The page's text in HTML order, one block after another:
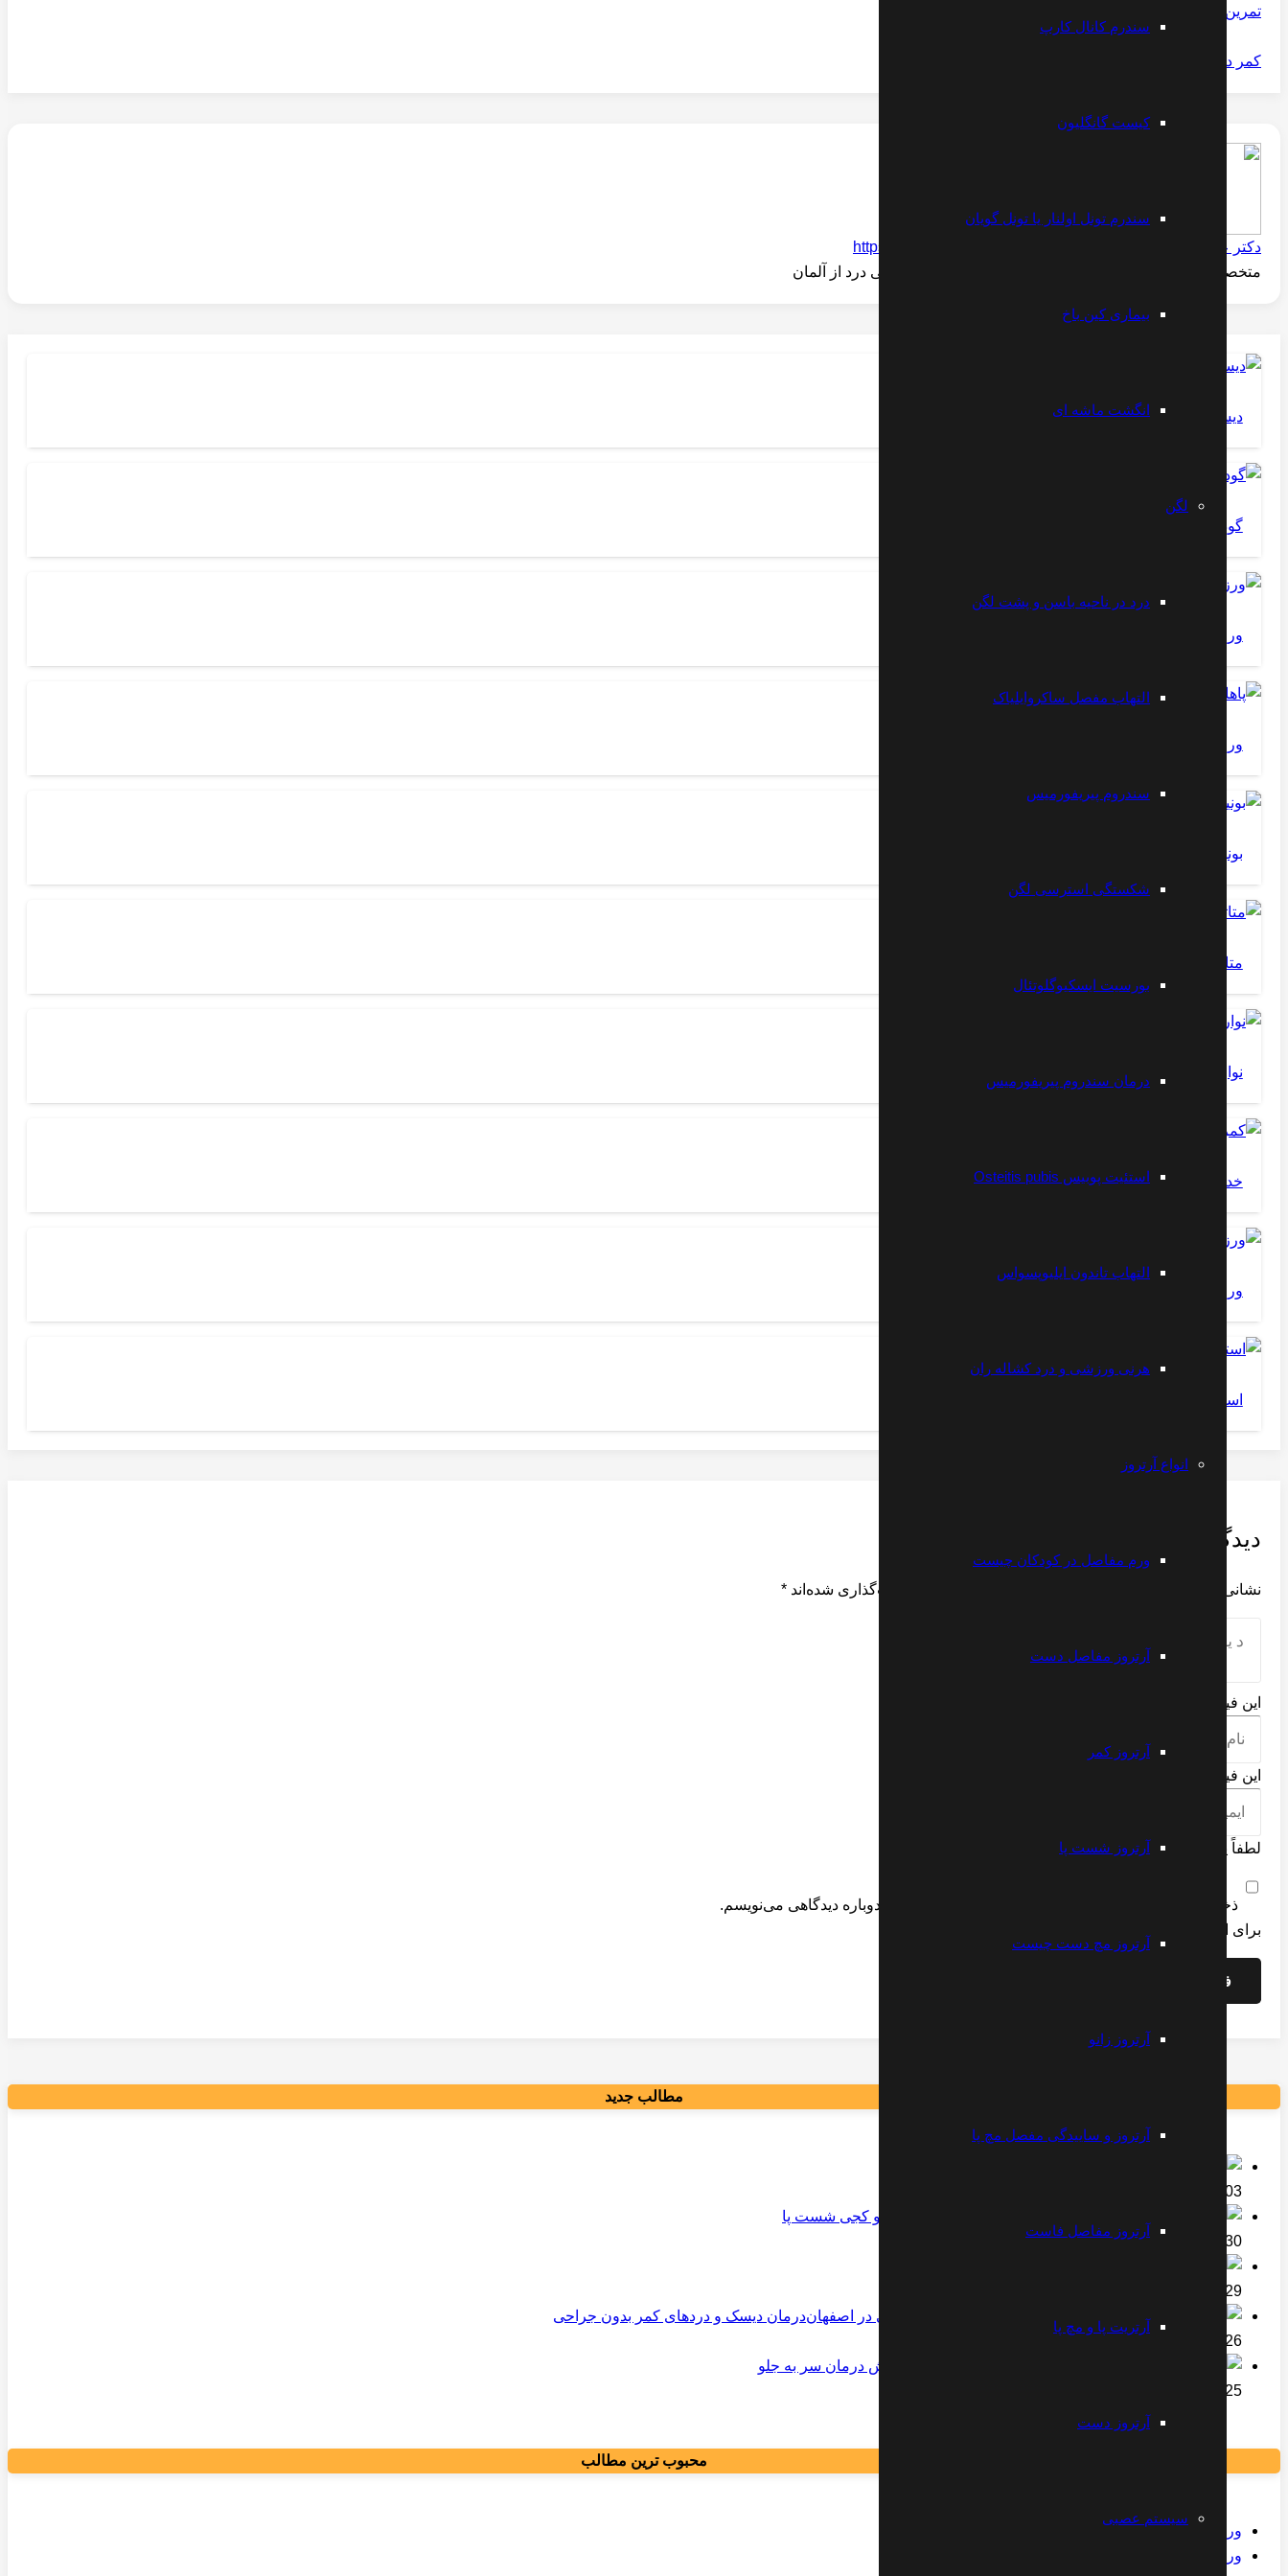
سندرم کانال کارپ
کیست گانگلیون
سندرم تونل اولنار یا تونل گویان
بیماری کین باخ
انگشت ماشه ای
لگن
درد در ناحیه باسن و پشت لگن
التهاب مفصل ساکروایلیاک
سندروم پیریفورمیس
شکستگی استرسی لگن
بورسیت ایسکیوگلوتئال
درمان سندروم پیریفورمیس
استئیت پوبیس Osteitis pubis
التهاب تاندون ایلیوپسواس
هرنی ورزشی و درد کشاله ران
انواع آرتروز
ورم مفاصل در کودکان چیست
آرتروز مفاصل دست
آرتروز کمر
آرتروز شست پا
آرتروز مچ دست چیست
آرتروز زانو
آرتروز و ساییدگی مفصل مچ پا
آرتروز مفاصل فاست
آرتریت پا و مچ پا
آرتروز دست
سیستم عصبی
تمرین کمر درد
کمر درد در خواب
دکتر علیرضا مقتدری
https://www.instagram.com/dr.moghtaderi
متخصص طب فیزیکی و الکترودیاگنوز -- فلوشیپ فوق تخصصی درد از آلمان
دیسک کمر
گودی کمر یا لوردوز
ورزش های ویلیامز برای گودی کمر
ورزش قوی کردن پاها
بونیونت برجستگی انگشت پا
متاتارسالژیا
نوار عصب و عضله (الکترو دیاگنوز)
خداحافظی با کمر درد – تمرین شماره ۱
ورزش شانه درد
استئوکندریت دیسکان زانو
دیدگاهتان را بنویسید
نشانی ایمیل شما منتشر نخواهد شد. بخش‌های موردنیاز علامت‌گذاری شده‌اند *
این فیلد را پر کنید
این فیلد را پر کنید
لطفاً یک نشانی ایمیل معتبر بنویسید.
ذخیره نام، ایمیل و وبسایت من در مرورگر برای زمانی که دوباره دیدگاهی می‌نویسم.
برای ادامه، شما باید با قوانین موافقت کنید
فرستادن دیدگاه
مطالب جدید
2023-02-03
مجموعه تمرینات تقویت و کجی شست پا
2023-01-30
2022-07-29
درمان دیسک و دردهای کمر بدون جراحی
2022-07-26
ورزش درمان سر به جلو
2022-04-25
محبوب ترین مطالب
ورزش مخصوص درد سیاتیک
ورزش مخصوص شانه درد